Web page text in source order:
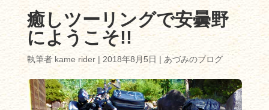
癒しツーリングで安曇野
にようこそ!!
執筆者 kame rider| 2018年8月5日 | あづみのブログ